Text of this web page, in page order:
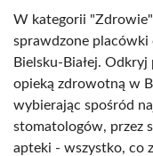
W kategorii
sprawdzone placówki
Bielsku-Białej.
opieką zdrowotną w
wybierając spośród
stomatologów, przez
apteki - wszystko, co